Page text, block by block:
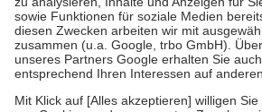
Bei Heilmitteln und häuslicher
Zuzahlung zehn Prozent der Kosten sowie
Verordnung.
Um das Engagement der Versicherten für
stärken und die besondere Stellung der
fallenkeine Zuzahlungenan bei: